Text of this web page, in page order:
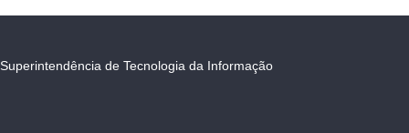
Superintendência de Tecnologia da Informação